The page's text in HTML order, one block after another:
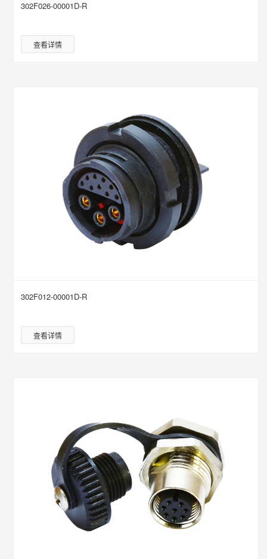
302F026-00001D-R
查看详情
302F012-00001D-R
查看详情